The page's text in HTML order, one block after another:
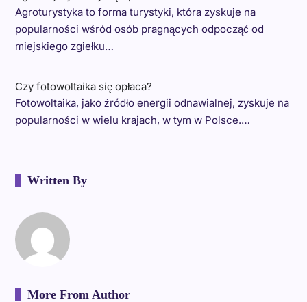
Agroturystyka to forma turystyki, która zyskuje na
popularności wśród osób pragnących odpocząć od
miejskiego zgiełku…
Czy fotowoltaika się opłaca?
Fotowoltaika, jako źródło energii odnawialnej, zyskuje na
popularności w wielu krajach, w tym w Polsce.…
Written By
More From Author